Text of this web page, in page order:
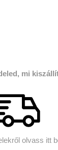
mi
olvass itt